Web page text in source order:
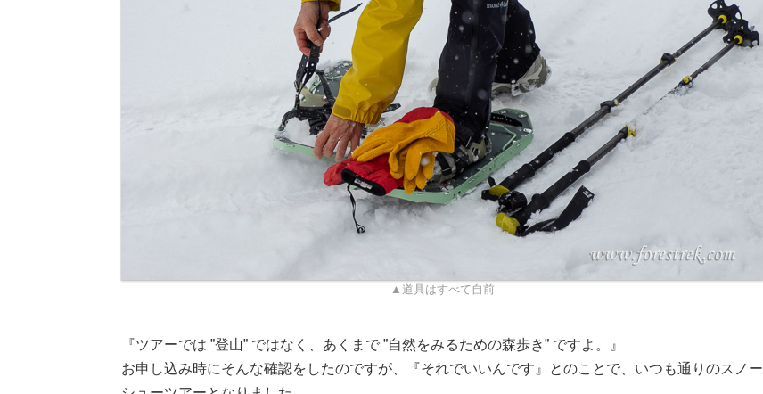
▲道具はすべて自前
『ツアーでは ”登山” ではなく、あくまで ”自然をみるための森歩き” ですよ。』
お申し込み時にそんな確認をしたのですが、『それでいいんです』とのことで、いつも通りのスノー